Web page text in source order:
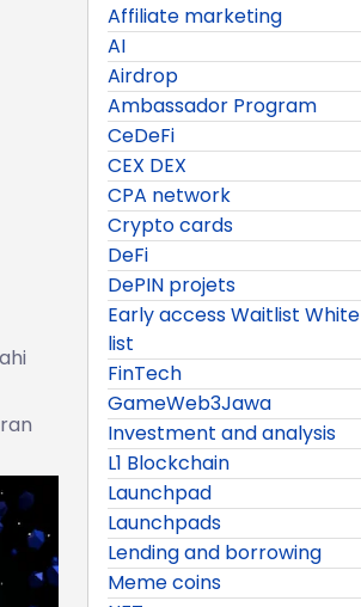
Affiliate marketing
AI
Airdrop
Ambassador Program
CeDeFi
CEX DEX
CPA network
Crypto cards
DeFi
DePIN projets
Early access Waitlist White
list
FinTech
GameWeb3Jawa
Investment and analysis
L1 Blockchain
Launchpad
Launchpads
Lending and borrowing
Meme coins